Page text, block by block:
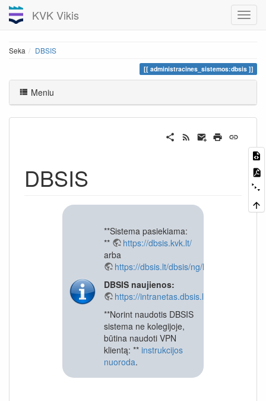
KVK Vikis
Seka DBSIS
administracines_sistemos:dbsis
Meniu
DBSIS
**Sistema pasiekiama:
**
https://dbsis.kvk.lt/
arba
https://dbsis.lt/dbsis/ng/login
DBSIS naujienos:
https://intranetas.dbsis.lt/
**Norint naudotis DBSIS
sistema ne kolegijoje,
būtina naudoti VPN
klientą: **instrukcijos
nuoroda.